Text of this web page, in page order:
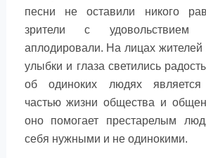
песни не оставили никого
зрители с удовольствием
аплодировали. На лицах жителей
улыбки и глаза светились
об одиноких людях является
частью жизни общества и
оно помогает престарелым
себя нужными и не одинокими.